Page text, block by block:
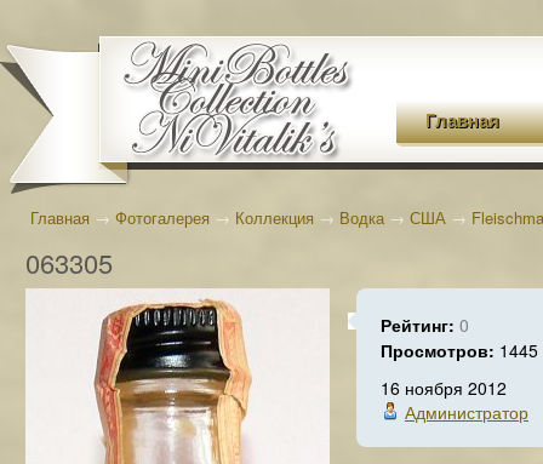
Главная
Главная → Фотогалерея → Коллекция → Водка→ США →
063305
Рейтинг: 0
Просмотров: 1445
16 ноября 2012
Администратор